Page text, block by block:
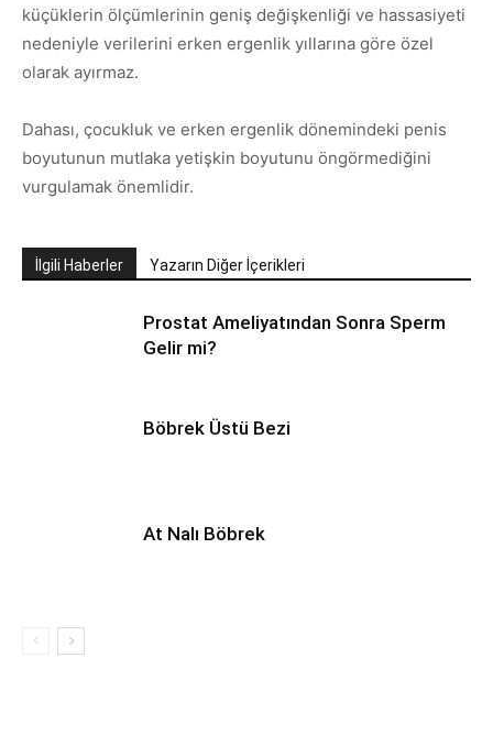
küçüklerin ölçümlerinin geniş değişkenliği ve hassasiyeti
nedeniyle verilerini erken ergenlik yıllarına göre özel
olarak ayırmaz.
Dahası, çocukluk ve erken ergenlik dönemindeki penis
boyutunun mutlaka yetişkin boyutunu öngörmediğini
vurgulamak önemlidir.
İlgili Haberler Yazarın Diğer İçerikleri
Prostat Ameliyatından Sonra Sperm
Gelir mi?
Böbrek Üstü Bezi
At Nalı Böbrek